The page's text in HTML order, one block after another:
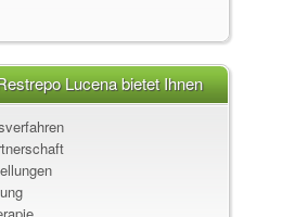
Lucena bietet Ihnen
an